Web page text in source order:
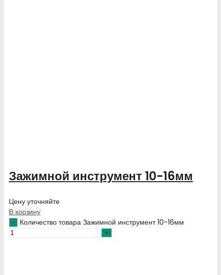
Зажимной инструмент 10-16мм
Цену уточняйте
В корзину
Количество товара Зажимной инструмент 10-16мм